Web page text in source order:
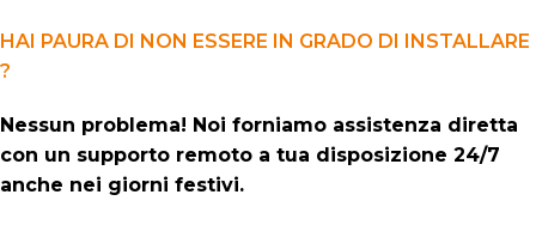
HAI PAURA DI NON ESSERE IN GRADO DI INSTALLARE
?
Nessun problema! Noi forniamo assistenza diretta
con un supporto remoto a tua disposizione 24/7
anche nei giorni festivi.